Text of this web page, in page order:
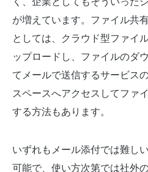
が増えています。ファイル共
としては、クラウド型ファイ
ップロードし、ファイルのダ
てメールで送信するサービス
スペースへアクセスしてファ
する方法もあります。
いずれもメール添付では難し
可能で、使い方次第では社外